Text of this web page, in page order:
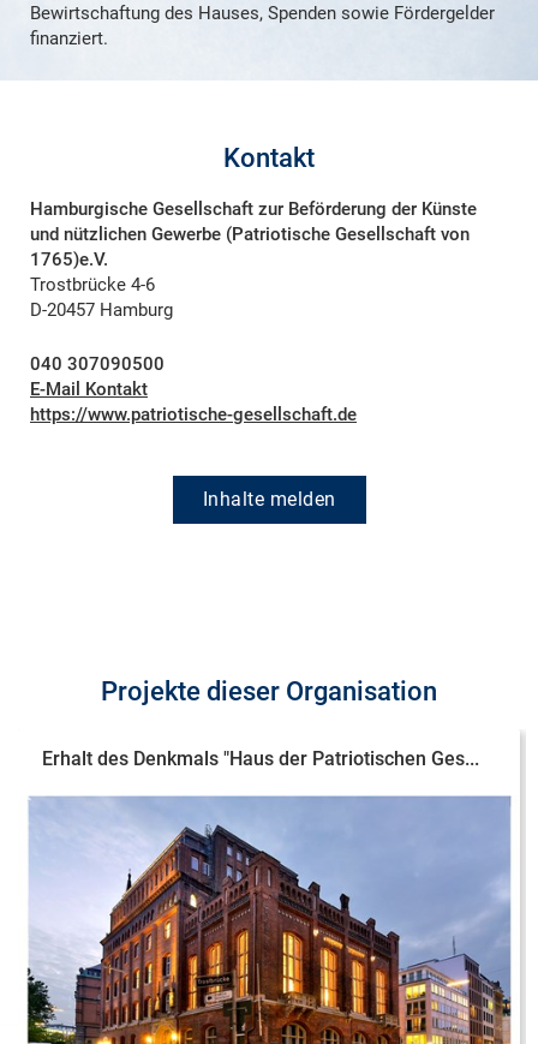
Bewirtschaftung des Hauses, Spenden sowie Fördergelder
finanziert.
Kontakt
Hamburgische Gesellschaft zur Beförderung der Künste
und nützlichen Gewerbe (Patriotische Gesellschaft von
1765)e.V.
Trostbrücke 4-6
D-20457 Hamburg
040 307090500
E-Mail Kontakt
https://www.patriotische-gesellschaft.de
Inhalte melden
Projekte dieser Organisation
Erhalt des Denkmals "Haus der Patriotischen Ges...